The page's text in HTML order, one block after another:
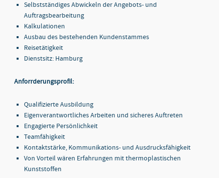
Selbstständiges Abwickeln der Angebots- und
Auftragsbearbeitung
Kalkulationen
Ausbau des bestehenden Kundenstammes
Reisetätigkeit
Dienstsitz: Hamburg
Anforrderungsprofil:
Qualifizierte Ausbildung
Eigenverantwortliches Arbeiten und sicheres Auftreten
Engagierte Persönlichkeit
Teamfähigkeit
Kontaktstärke, Kommunikations- und Ausdrucksfähigkeit
Von Vorteil wären Erfahrungen mit thermoplastischen
Kunststoffen